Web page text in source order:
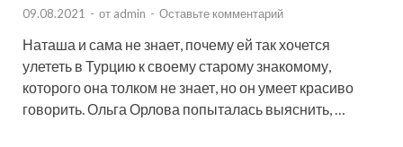
09.08.2021 - от admin - Оставьте комментарий
Наташа и сама не знает, почему ей так хочется
улететь в Турцию к своему старому знакомому,
которого она толком не знает, но он умеет красиво
говорить. Ольга Орлова попыталась выяснить, …